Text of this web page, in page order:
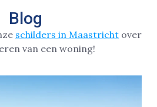
Blog
schilders in Maastricht over
van een woning!